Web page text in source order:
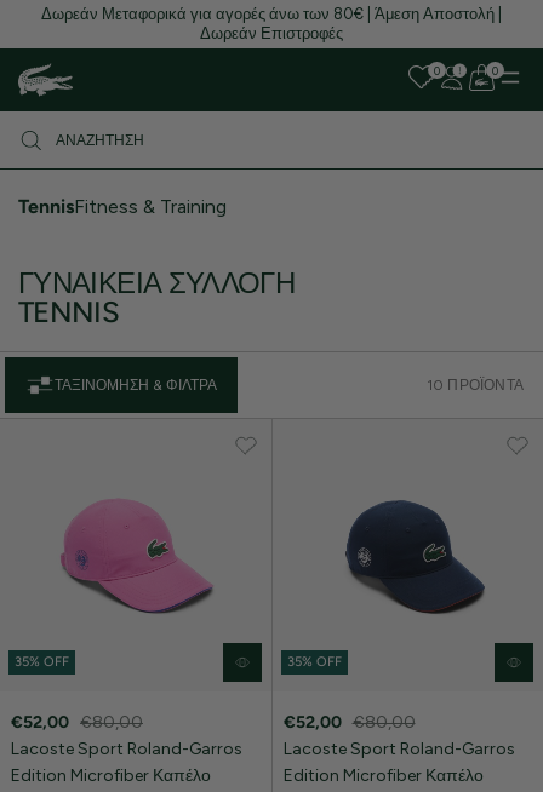
Δωρεάν Μεταφορικά για αγορές άνω των 80€ | Άμεση Αποστολή |
Δωρεάν Επιστροφές
0 0
TennisFitness & Training
ΓΥΝΑΙΚΕΊΑ ΣΥΛΛΟΓΉ
TENNIS
ΤΑΞΙΝΌΜΗΣΗ & ΦΊΛΤΡΑ 10 ΠΡΟΪΌΝΤΑ
35% OFF
€52,00 €80,00
Lacoste Sport Roland-Garros
Edition Microfiber Καπέλο
35% OFF
€52,00 €80,00
Lacoste Sport Roland-Garros
Edition Microfiber Καπέλο